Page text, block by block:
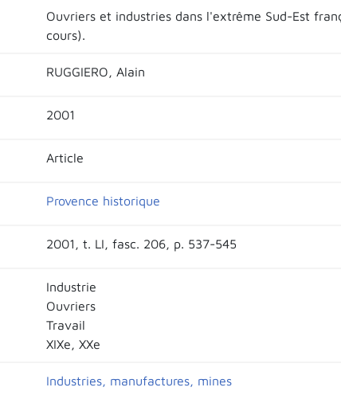
Ouvriers et industries dans l'extrême Sud-Est
cours).
RUGGIERO, Alain
2001
Article
Provence historique
2001, t. LI, fasc. 206, p. 537-545
Industrie
Ouvriers
Travail
XIXe, XXe
Industries, manufactures, mines